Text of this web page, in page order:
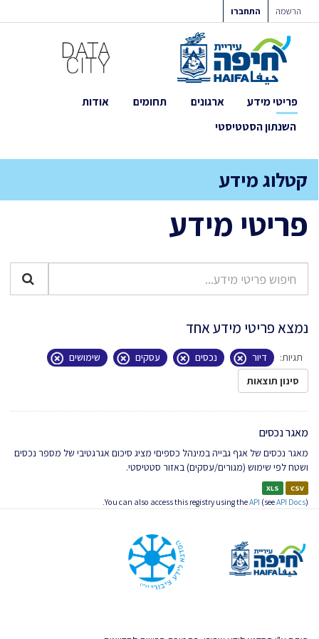
לתוכן
התחברו הרשמה
פריטי מידע ארגונים תחומים
אודות
השנתון הסטטיסטי
קטלוג מידע
פריטי מידע
נמצא פריטי מידע אחד
תגיות: דיור נכסים עסקים
שימושים
סינון תוצאות
מאגר נכסים
מאגר נכסים של אגף גבייה במינהל כספיםי מציג סיכום אגרגטיבי של מספר נכסים
ושטח לפי שימוש (מגורים/עסקים) באזור סטטיסטי.
XLS CSV
You can also access this registry using theAPI (seeAPI Docs).